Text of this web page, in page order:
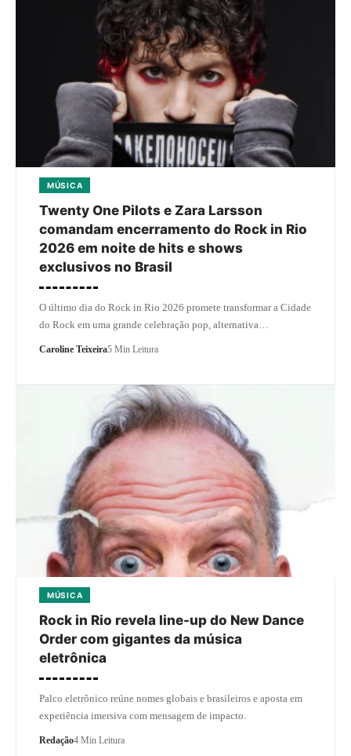
MÚSICA
Twenty One Pilots e Zara Larsson
comandam encerramento do Rock in Rio
2026 em noite de hits e shows
exclusivos no Brasil
O último dia do Rock in Rio 2026 promete transformar a Cidade
do Rock em uma grande celebração pop, alternativa…
Caroline Teixeira5 Min Leitura
MÚSICA
Rock in Rio revela line-up do New Dance
Order com gigantes da música
eletrônica
Palco eletrônico reúne nomes globais e brasileiros e aposta em
experiência imersiva com mensagem de impacto.
Redação4 Min Leitura